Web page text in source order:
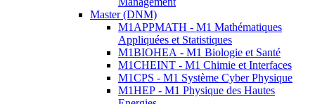
Master (DNM)
M1APPMATH - M1 Mathématiques
Appliquées et Statistiques
M1BIOHEA - M1 Biologie et Santé
M1CHEINT - M1 Chimie et Interfaces
M1CPS - M1 Système Cyber Physique
M1HEP - M1 Physique des Hautes